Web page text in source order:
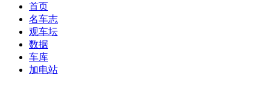
首页
名车志
观车坛
数据
车库
加电站